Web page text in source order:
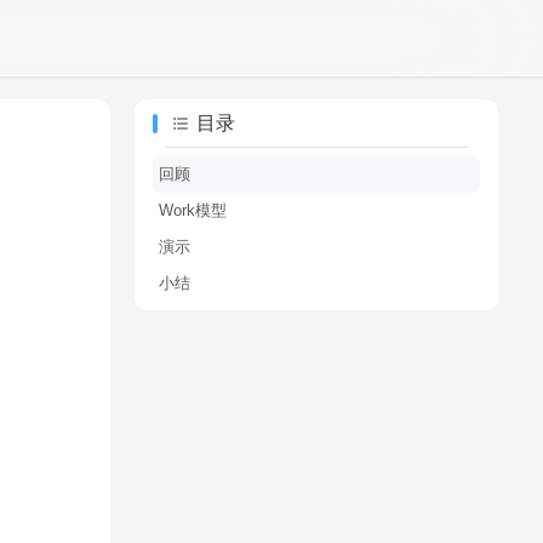
目录
回顾
Work模型
演示
小结